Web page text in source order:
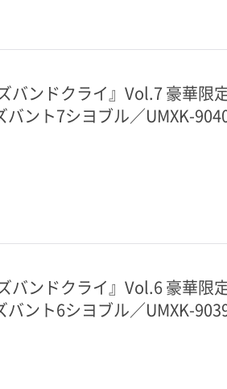
バンドクライ』Vol.7 豪華限
バント7シヨブル／UMXK-
バンドクライ』Vol.6 豪華限
バント6シヨブル／UMXK-